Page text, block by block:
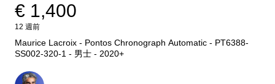
€ 1,400
12 週前
Maurice Lacroix - Pontos Chronograph Automatic - PT6388-
SS002-320-1 - 男士 - 2020+